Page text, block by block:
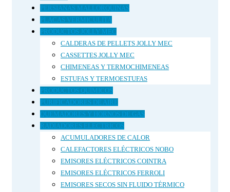
PERSIANAS MALLORQUINAS
PLACAS VERMICULITA
PRODUCTOS JOLLY MEC
CALDERAS DE PELLETS JOLLY MEC
CASSETTES JOLLY MEC
CHIMENEAS Y TERMOCHIMENEAS
ESTUFAS Y TERMOESTUFAS
PRODUCTOS QUÍMICOS
PURIFICADORES DE AIRE
QUEMADORES Y HORNOS DE GAS
RADIADORES ELECTRICOS
ACUMULADORES DE CALOR
CALEFACTORES ELÉCTRICOS NOBO
EMISORES ELÉCTRICOS COINTRA
EMISORES ELÉCTRICOS FERROLI
EMISORES SECOS SIN FLUIDO TÉRMICO